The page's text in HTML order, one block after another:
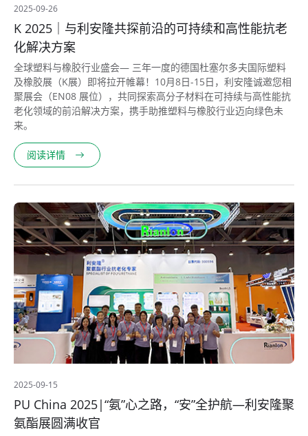
K 2025｜与利安隆共探前沿的可持续和高性能抗老
化解决方案
2025-09-26
全球塑料与橡胶行业盛会— 三年一度的德国杜塞尔多夫国际塑料
及橡胶展（K展）即将拉开帷幕！10月8日-15日，利安隆诚邀您相
聚展会（EN08 展位），共同探索高分子材料在可持续与高性能抗
老化领域的前沿解决方案，携手助推塑料与橡胶行业迈向绿色未
来。
阅读详情
PU China 2025|“氨”心之路，“安”全护航—利安隆聚
氨酯展圆满收官
2025-09-15